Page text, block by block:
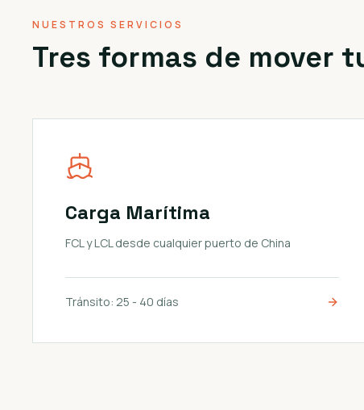
NUESTROS SERVICIOS
Tres formas de mover
Carga Marítima
FCL y LCL desde cualquier puerto de China
Tránsito: 25 - 40 días